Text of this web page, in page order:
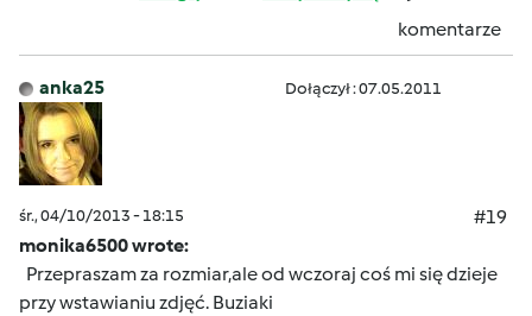
komentarze
anka25 Dołączył : 07.05.2011
śr., 04/10/2013 - 18:15
#19
monika6500 wrote:
Przepraszam za rozmiar,ale od wczoraj coś mi się dzieje
przy wstawianiu zdjęć. Buziaki